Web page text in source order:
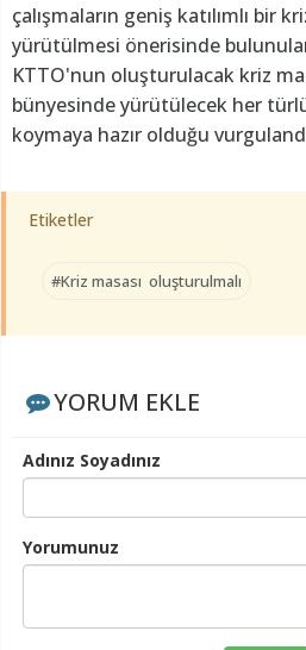
çalışmaların geniş katılımlı bir
yürütülmesi önerisinde
KTTO'nun oluşturulacak kriz
bünyesinde yürütülecek her
koymaya hazır olduğu
Etiketler
#Kriz masası oluşturulmalı
YORUM EKLE
Adınız Soyadınız
Yorumunuz